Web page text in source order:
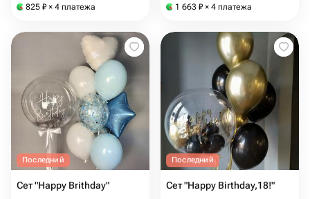
825 ₽ × 4 платежа 1 663 ₽ × 4 платежа
Последний
Сет "Happy Brithday"
Последний
Сет "Happy Birthday,18!"